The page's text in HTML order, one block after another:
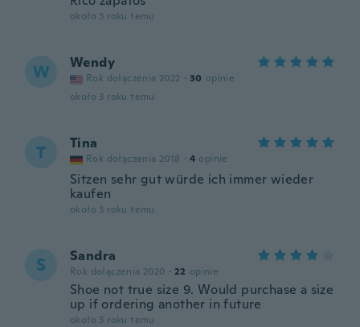
około 3 roku temu
W Wendy
Rok dołączenia 2022 · 30 opinie
około 3 roku temu
T Tina
Rok dołączenia 2018 · 4 opinie
Sitzen sehr gut würde ich immer wieder
kaufen
około 3 roku temu
S Sandra
Rok dołączenia 2020 · 22 opinie
Shoe not true size 9. Would purchase a size
up if ordering another in future
około 3 roku temu